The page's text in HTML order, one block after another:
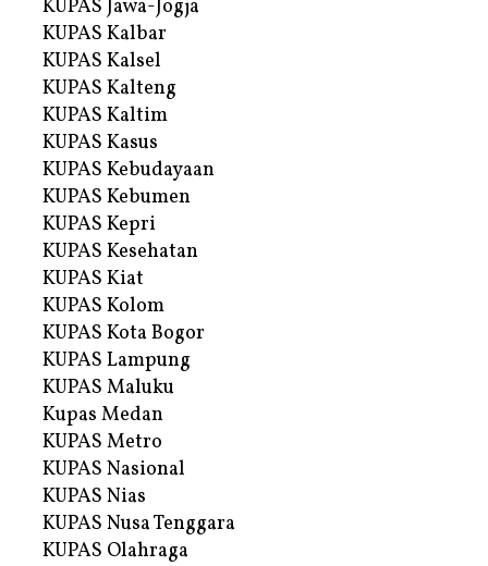
KUPAS Jawa-Jogja
KUPAS Kalbar
KUPAS Kalsel
KUPAS Kalteng
KUPAS Kaltim
KUPAS Kasus
KUPAS Kebudayaan
KUPAS Kebumen
KUPAS Kepri
KUPAS Kesehatan
KUPAS Kiat
KUPAS Kolom
KUPAS Kota Bogor
KUPAS Lampung
KUPAS Maluku
Kupas Medan
KUPAS Metro
KUPAS Nasional
KUPAS Nias
KUPAS Nusa Tenggara
KUPAS Olahraga